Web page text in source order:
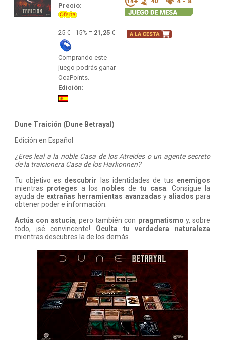
Precio:
25 € - 15% = 21,25 €
Comprando este
juego podrás ganar
OcaPoints.
Edición:
Dune Traición (Dune Betrayal)
Edición en Español
¿Eres leal a la noble Casa de los Atreides o un agente secreto
de la traicionera Casa de los Harkonnen?
Tu objetivo es descubrir las identidades de tus enemigos
mientras proteges a los nobles de tu casa. Consigue la
ayuda de extrañas herramientas avanzadas y aliados para
obtener poder e información.
Actúa con astucia, pero también con pragmatismo y, sobre
todo, ¡sé convincente! Oculta tu verdadera naturaleza
mientras descubres la de los demás.